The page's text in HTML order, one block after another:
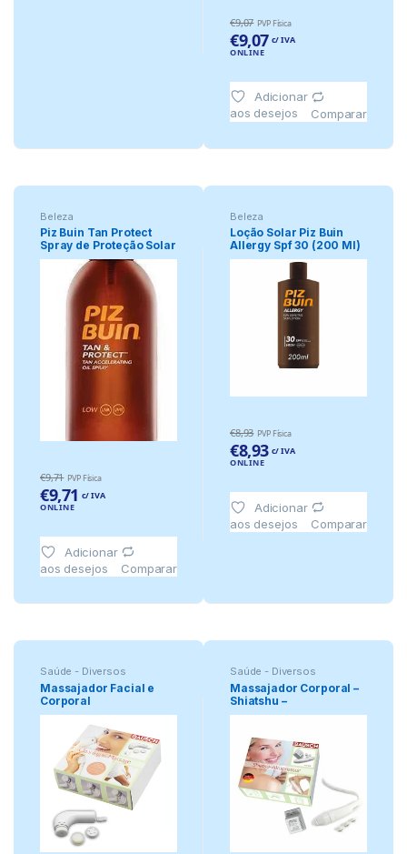
€9,07 PVP Física
€9,07 c/ IVA
ONLINE
Adicionar
aos desejos
Comparar
Beleza
Piz Buin Tan Protect
Spray de Proteção Solar
Co.
€9,71 PVP Física
€9,71 c/ IVA
ONLINE
Adicionar
aos desejos
Comparar
Beleza
Loção Solar Piz Buin
Allergy Spf 30 (200 Ml)
€8,93 PVP Física
€8,93 c/ IVA
ONLINE
Adicionar
aos desejos
Comparar
Saúde - Diversos
Massajador Facial e
Corporal
Saúde - Diversos
Massajador Corporal –
Shiatshu –
Eletroacupuntura